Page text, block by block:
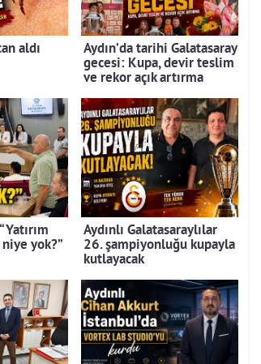
aldı
Aydın’da tarihi Galatasaray
gecesi: Kupa, devir teslim
ve rekor açık artırma
yok?”
Aydınlı Galatasaraylılar
26. şampiyonluğu kupayla
kutlayacak